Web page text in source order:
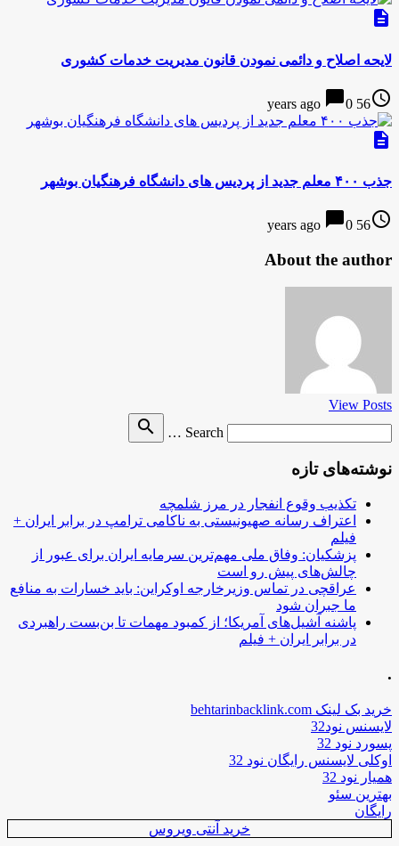
description
لایحه اصلاح و دائمی نمودن قانون مدیریت خدمات کشوری
access_time
56 years ago
chat_bubble0
description
جذب ۴۰۰ معلم جدید از پردیس های دانشگاه فرهنگیان بوشهر
access_time
56 years ago
chat_bubble0
About the author
View Posts
Search …
search
نوشته‌های تازه
تکذیب وقوع انفجار در مرز شلمچه
اعتراف رسانه صهیونیستی به ناکامی ترامپ در برابر ایران +
فیلم
پزشکیان: وفاق ملی مهم‌ترین سرمایه ایران برای عبور از
چالش‌های پیش رو است
عراقچی در تماس وزیرخارجه اوکراین: باید خسارات به منافع
ما جبران شود
پاشنه آشیل‌های آمریکا؛ از کمبود مهمات تا بن‌بست راهبردی
در برابر ایران + فیلم
.
خرید بک لینک behtarinbacklink.com
لایسنس نود32
پسورد نود 32
اوکلی لایسنس رایگان نود 32
همیار نود 32
بهترین سئو
رایگان
خرید آنتی ویروس